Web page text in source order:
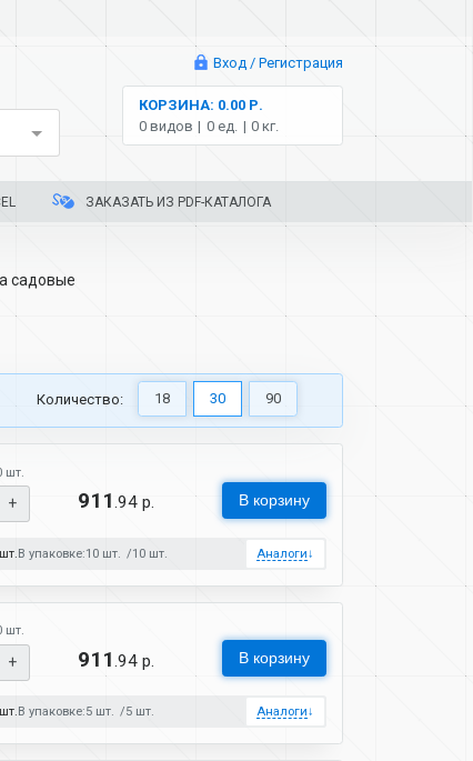
Вход / Регистрация
КОРЗИНА: 0.00 Р.
0 видов
0 ед. 0 кг.
ЗАКАЗАТЬ ИЗ PDF-КАТАЛОГА
садовые
Количество: 18 30 90
шт.
+ 911.94 р. В корзину
В упаковке:10 шт. 10 шт. Аналоги↓
шт.
+ 911.94 р. В корзину
В упаковке:5 шт. 5 шт. Аналоги↓